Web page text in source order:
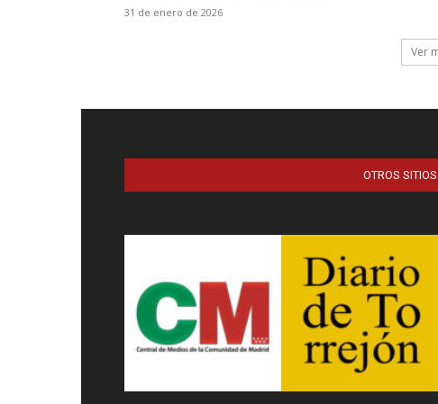
31 de enero de 2026
Ver
OTROS